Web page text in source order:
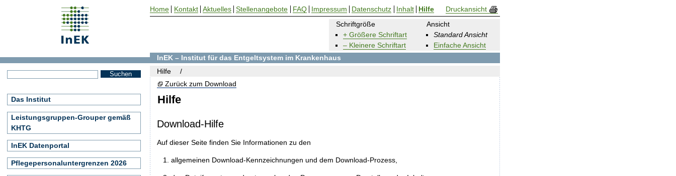
Hilfe
Schriftgröße
+ Größere Schriftart
– Kleinere Schriftart
Ansicht
Standard Ansicht
Einfache Ansicht
Zurück zum Download
Download-Hilfe
Auf dieser Seite finden Sie Informationen zu den
allgemeinen Download-Kennzeichnungen und dem Download-Prozess,
InEK – Institut für das Entgeltsystem im Krankenhaus
Hilfe
Das Institut
Leistungsgruppen-Grouper gemäß
KHTG
InEK Datenportal
Pflegepersonaluntergrenzen 2026
Home Kontakt Aktuelles Stellenangebote FAQ Impressum Datenschutz Inhalt Hilfe Druckansicht